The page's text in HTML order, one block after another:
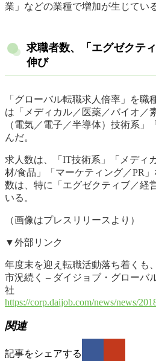
業」などの業種で増加が生じている
求職者数、「エグゼクテ
伸び
「グローバル転職求人倍率」を職
は「メディカル／医薬／バイオ／
（電気／電子／半導体）技術系」
んだ。
求人数は、「IT技術系」「メディ
材/食品」「マーケティング／PR
数は、特に「エグゼクティブ／経
いる。
（画像はプレスリリースより）
▼外部リンク
年度末を迎え転職活動落ち着くも
市況続く – ダイジョブ・グローバ
社
https://corp.daijob.com/news/news/
関連
記事をシェアする